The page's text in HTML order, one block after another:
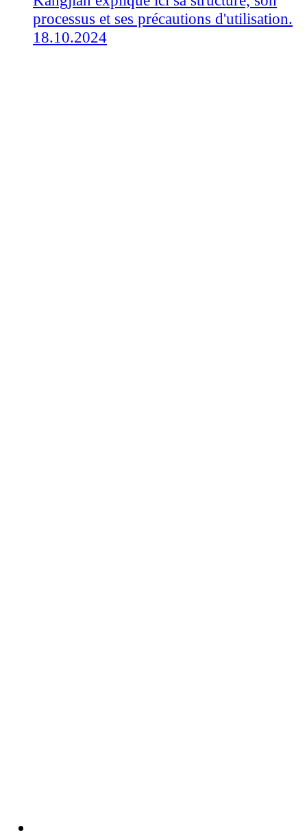
processus et ses précautions d'utilisation.
18.10.2024